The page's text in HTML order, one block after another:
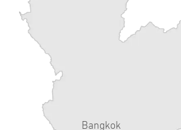
Bangkok